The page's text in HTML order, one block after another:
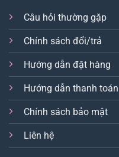
Câu hỏi thường gặp
Chính sách đổi/trả
Hướng dẫn đặt hàng
Hướng dẫn thanh toán
Chính sách bảo mật
Liên hệ